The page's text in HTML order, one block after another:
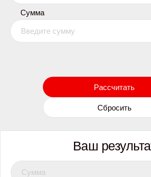
Сумма
Рассчитать
Сбросить
Ваш
Сумма